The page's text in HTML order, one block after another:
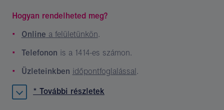
Hogyan rendelheted meg?
Online a felületünkön.
Telefonon is a 1414-es számon.
Üzleteinkben időpontfoglalással.
* További részletek